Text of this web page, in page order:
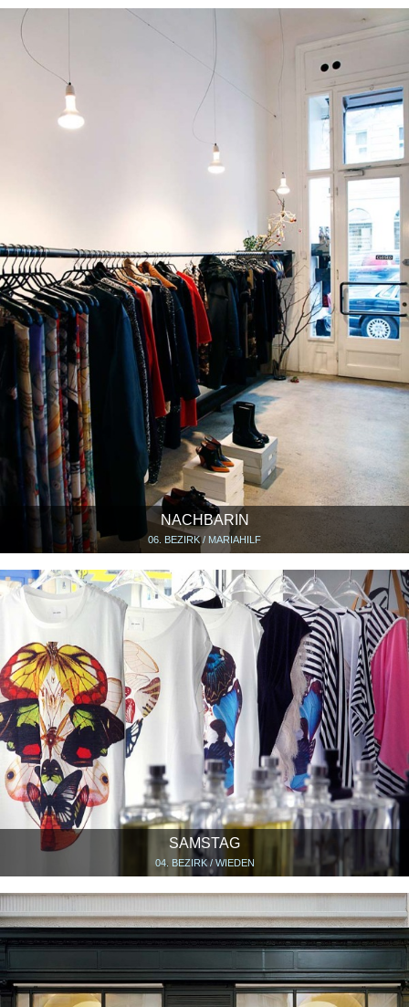
NACHBARIN
06. BEZIRK / MARIAHILF
SAMSTAG
04. BEZIRK / WIEDEN